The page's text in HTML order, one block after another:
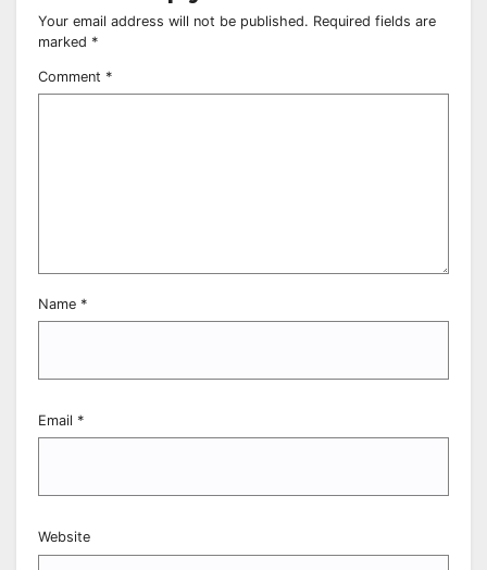
Your email address will not be published. Required fields are
marked *
Comment *
Name *
Email *
Website